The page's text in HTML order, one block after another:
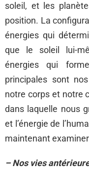
soleil, et les
position. La
énergies qui
que le soleil lui-
énergies qui
principales sont
notre corps et notre
dans laquelle nous
et l’énergie de
maintenant
– Nos vies